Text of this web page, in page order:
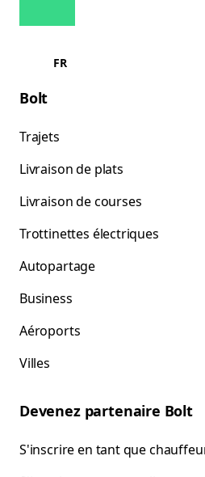
FR
Bolt
Trajets
Livraison de plats
Livraison de courses
Trottinettes électriques
Autopartage
Business
Aéroports
Villes
Devenez partenaire Bolt
S'inscrire en tant que